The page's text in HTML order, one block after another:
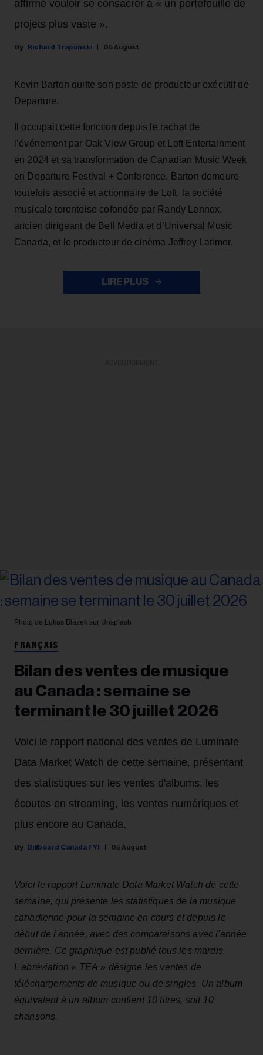
affirme vouloir se consacrer à « un portefeuille de
projets plus vaste ».
Richard Trapunski 05 August
Kevin Barton quitte son poste de producteur exécutif de
Departure.
Il occupait cette fonction depuis le rachat de
l’événement par Oak View Group et Loft Entertainment
en 2024 et sa transformation de Canadian Music Week
en Departure Festival + Conference. Barton demeure
toutefois associé et actionnaire de Loft, la société
musicale torontoise cofondée par Randy Lennox,
ancien dirigeant de Bell Media et d’Universal Music
Canada, et le producteur de cinéma Jeffrey Latimer.
LIRE PLUS
Photo de Lukas Blazek sur Unsplash
FRANÇAIS
Bilan des ventes de musique
au Canada : semaine se
terminant le 30 juillet 2026
Voici le rapport national des ventes de Luminate
Data Market Watch de cette semaine, présentant
des statistiques sur les ventes d'albums, les
écoutes en streaming, les ventes numériques et
plus encore au Canada.
Billboard Canada FYI 05 August
Voici le rapport Luminate Data Market Watch de cette
semaine, qui présente les statistiques de la musique
canadienne pour la semaine en cours et depuis le
début de l'année, avec des comparaisons avec l'année
dernière. Ce graphique est publié tous les mardis.
L'abréviation « TEA » désigne les ventes de
téléchargements de musique ou de singles. Un album
équivalent à un album contient 10 titres, soit 10
chansons.